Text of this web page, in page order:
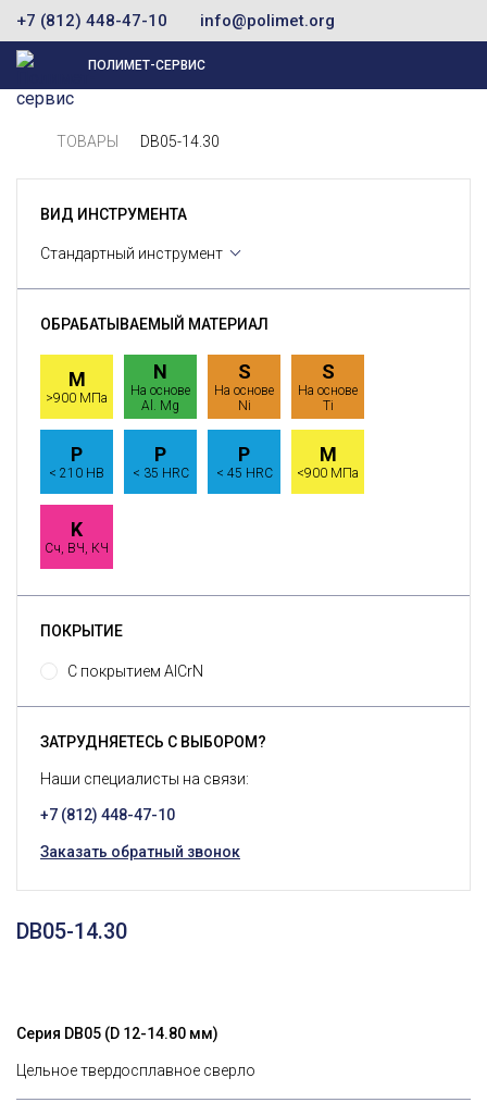
+7 (812) 448-47-10 info@polimet.org
ПОЛИМЕТ-СЕРВИС
ТОВАРЫ DB05-14.30
DB05-14.30
Серия DВ05 (D 12-14.80 мм)
Цельное твердосплавное сверло
ВИД ИНСТРУМЕНТА
Стандартный инструмент
ОБРАБАТЫВАЕМЫЙ МАТЕРИАЛ
M
>900 МПа
N
На основе
Al. Mg
S
На основе
Ni
S
На основе
Ti
P
< 210 HB
P
< 35 HRC
P
< 45 HRC
M
<900 МПа
K
Сч, ВЧ, КЧ
ПОКРЫТИЕ
С покрытием AlCrN
ЗАТРУДНЯЕТЕСЬ С ВЫБОРОМ?
Наши специалисты на связи:
+7 (812) 448-47-10
Заказать обратный звонок